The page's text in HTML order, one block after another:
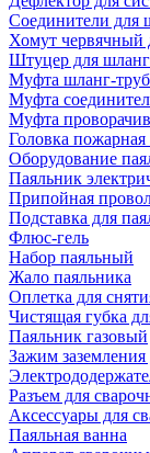
Соединители для
Хомут червячный
Штуцер для
Муфта шланг-
Муфта
Муфта
Головка пожарная
Оборудование
Паяльник
Припойная
Подставка для
Флюс-гель
Набор паяльный
Жало паяльника
Оплетка для
Чистящая губка
Паяльник газовый
Зажим заземления
Разъем для
Аксессуары для
Паяльная ванна